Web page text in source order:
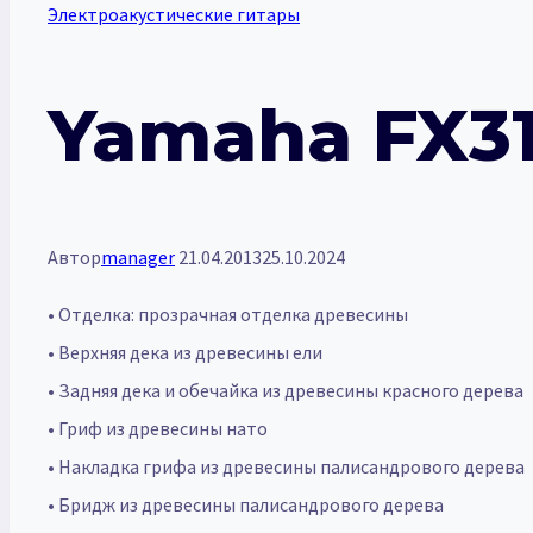
Электроакустические гитары
Yamaha
Авторmanager 21.04.201325.10.2024
• Отделка: прозрачная отделка древесины
• Верхняя дека из древесины ели
• Задняя дека и обечайка из древесины красного дерева
• Гриф из древесины нато
• Накладка грифа из древесины палисандрового дерева
• Бридж из древесины палисандрового дерева